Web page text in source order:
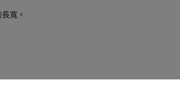
寬。
從未改變